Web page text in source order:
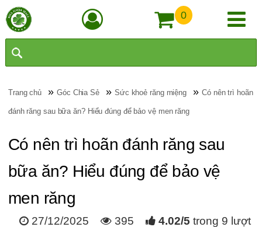
0
Trang chủ »Góc Chia Sẻ » Sức khoẻ răng miệng »Có nên trì hoãn
đánh răng sau bữa ăn? Hiểu đúng để bảo vệ men răng
Có nên trì hoãn đánh răng sau
bữa ăn? Hiểu đúng để bảo vệ
men răng
27/12/2025 395 4.02/5 trong 9 lượt